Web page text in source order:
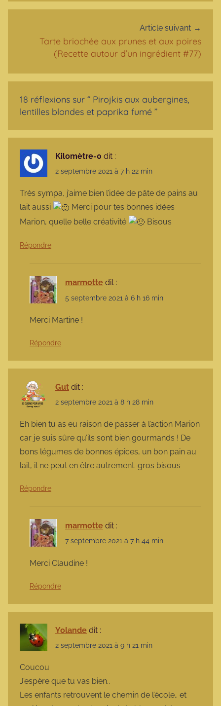
Article suivant
Tarte briochée aux prunes et aux poires
(Recette autour d’un ingrédient #77)
18 réflexions sur “ Pirojkis aux aubergines,
lentilles blondes et paprika fumé ”
Kilomètre-0 dit :
2 septembre 2021 à 7 h 22 min
Très sympa, j’aime bien l’idée de pâte de pains au
lait aussi
Merci pour tes bonnes idées
Marion, quelle belle créativité
Bisous
Répondre
marmotte dit :
5 septembre 2021 à 6 h 16 min
Merci Martine !
Répondre
Gut dit :
2 septembre 2021 à 8 h 28 min
Eh bien tu as eu raison de passer à l’action Marion
car je suis sûre qu’ils sont bien gourmands ! De
bons légumes de bonnes épices, un bon pain au
lait, il ne peut en être autrement. gros bisous
Répondre
marmotte dit :
7 septembre 2021 à 7 h 44 min
Merci Claudine !
Répondre
Yolande dit :
2 septembre 2021 à 9 h 21 min
Coucou
J’espère que tu vas bien..
Les enfants retrouvent le chemin de l’école.. et